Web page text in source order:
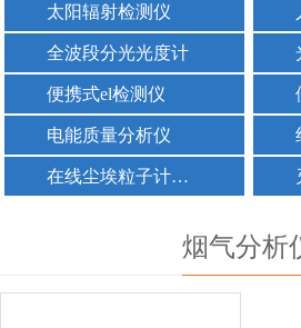
太阳辐射检测仪
全波段分光光度计
便携式el检测仪
电能质量分析仪
在线尘埃粒子计数器
烟气分析